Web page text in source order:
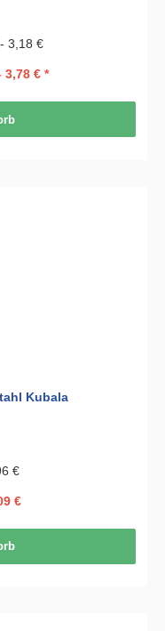
3,18 €
3,78 € *
Kubala
€
€